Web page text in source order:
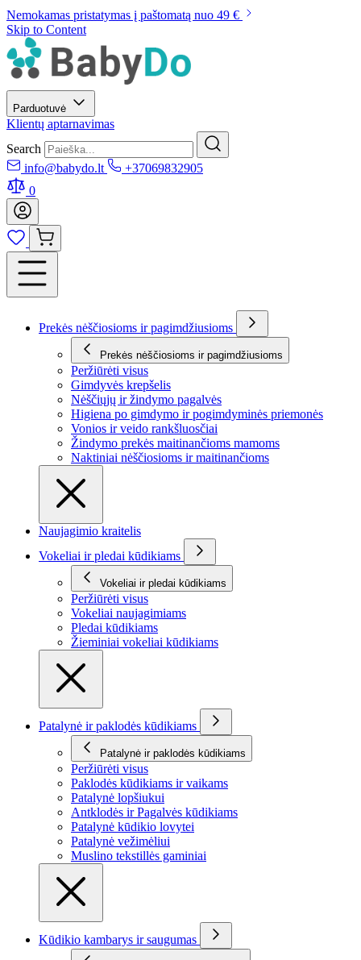
Nemokamas pristatymas į paštomatą nuo 49 €
Skip to Content
Parduotuvė
Klientų aptarnavimas
Search
info@babydo.lt
+37069832905
0
Prekės nėščiosioms ir pagimdžiusioms
Prekės nėščiosioms ir pagimdžiusioms
Peržiūrėti visus
Gimdyvės krepšelis
Nėščiųjų ir žindymo pagalvės
Higiena po gimdymo ir pogimdyminės priemonės
Vonios ir veido rankšluosčiai
Žindymo prekės maitinančioms mamoms
Naktiniai nėščiosioms ir maitinančioms
Naujagimio kraitelis
Vokeliai ir pledai kūdikiams
Vokeliai ir pledai kūdikiams
Peržiūrėti visus
Vokeliai naujagimiams
Pledai kūdikiams
Žieminiai vokeliai kūdikiams
Patalynė ir paklodės kūdikiams
Patalynė ir paklodės kūdikiams
Peržiūrėti visus
Paklodės kūdikiams ir vaikams
Patalynė lopšiukui
Antklodės ir Pagalvės kūdikiams
Patalynė kūdikio lovytei
Patalynė vežimėliui
Muslino tekstillės gaminiai
Kūdikio kambarys ir saugumas